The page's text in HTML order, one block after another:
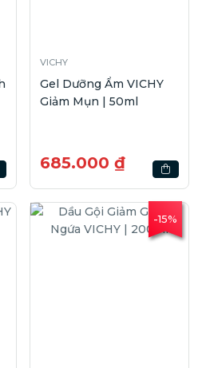
VICHY
Gel Dưỡng Ẩm VICHY
Giảm Mụn | 50ml
685.000 ₫
-15%